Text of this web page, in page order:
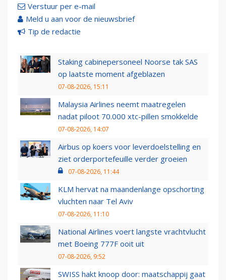
Verstuur per e-mail
Meld u aan voor de nieuwsbrief
Tip de redactie
Staking cabinepersoneel Noorse tak SAS
op laatste moment afgeblazen
07-08-2026, 15:11
Malaysia Airlines neemt maatregelen
nadat piloot 70.000 xtc-pillen smokkelde
07-08-2026, 14:07
Airbus op koers voor leverdoelstelling en
ziet orderportefeuille verder groeien
07-08-2026, 11:44
KLM hervat na maandenlange opschorting
vluchten naar Tel Aviv
07-08-2026, 11:10
National Airlines voert langste vrachtvlucht
met Boeing 777F ooit uit
07-08-2026, 9:52
SWISS hakt knoop door: maatschappij gaat